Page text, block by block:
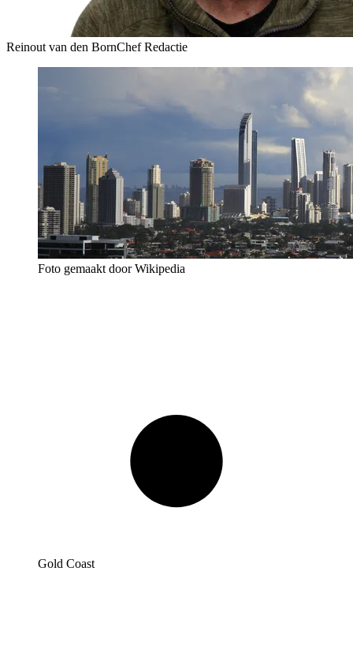
Reinout van den BornChef Redactie
Foto gemaakt door Wikipedia
Gold Coast